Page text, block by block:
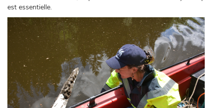
est essentielle.